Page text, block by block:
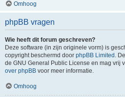
Omhoog
phpBB vragen
Wie heeft dit forum geschreven?
Deze software (in zijn originele vorm) is
copyright beschermd door phpBB Limited .
de GNU General Public License en mag vrij
over phpBB voor meer informatie.
Omhoog